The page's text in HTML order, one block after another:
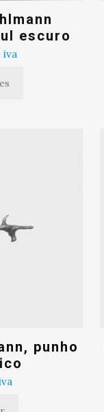
escuro
iva
punho